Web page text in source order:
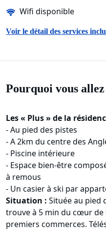
Wifi disponible
Voir le détail des services
Pourquoi vous
Les « Plus » de la
- Au pied des pistes
- A 2km du centre des
- Piscine intérieure
- Espace bien-être
à remous
- Un casier à ski par
Situation : Située au pied
trouve à 5 min du cœur de
premiers commerces.